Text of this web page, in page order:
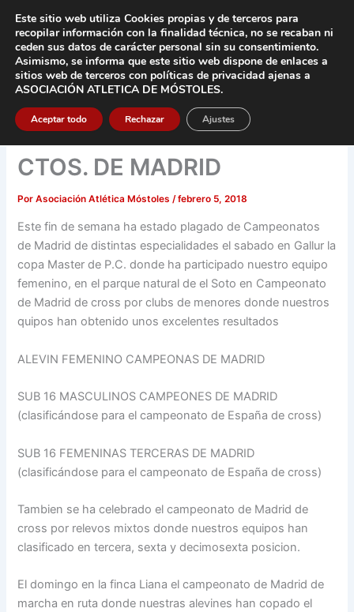
contenido
CTOS. DE MADRID
PorAsociación Atlética Móstoles/febrero 5, 2018
Este fin de semana ha estado plagado de Campeonatos
de Madrid de distintas especialidades el sabado en Gallur la
copa Master de P.C. donde ha participado nuestro equipo
femenino, en el parque natural de el Soto en Campeonato
de Madrid de cross por clubs de menores donde nuestros
quipos han obtenido unos excelentes resultados
ALEVIN FEMENINO CAMPEONAS DE MADRID
SUB 16 MASCULINOS CAMPEONES DE MADRID
(clasificándose para el campeonato de España de cross)
SUB 16 FEMENINAS TERCERAS DE MADRID
(clasificándose para el campeonato de España de cross)
Tambien se ha celebrado el campeonato de Madrid de
cross por relevos mixtos donde nuestros equipos han
clasificado en tercera, sexta y decimosexta posicion.
El domingo en la finca Liana el campeonato de Madrid de
marcha en ruta donde nuestras alevines han copado el
Este sitio web utiliza Cookies propias y de terceros para
recopilar información con la finalidad técnica, no se recaban ni
ceden sus datos de carácter personal sin su consentimiento.
Asimismo, se informa que este sitio web dispone de enlaces a
sitios web de terceros con políticas de privacidad ajenas a
ASOCIACIÓN ATLETICA DE MÓSTOLES.
Aceptar todo Rechazar Ajustes